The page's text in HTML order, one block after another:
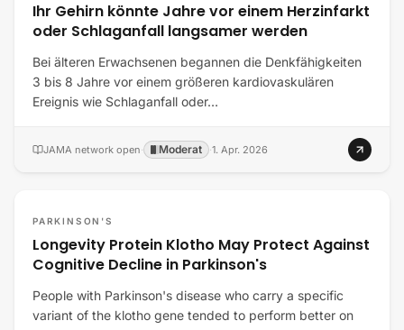
Ihr Gehirn könnte Jahre vor einem Herzinfarkt
oder Schlaganfall langsamer werden
Bei älteren Erwachsenen begannen die Denkfähigkeiten
3 bis 8 Jahre vor einem größeren kardiovaskulären
Ereignis wie Schlaganfall oder…
JAMA network open· Moderat ·1. Apr. 2026
PARKINSON'S
Longevity Protein Klotho May Protect Against
Cognitive Decline in Parkinson's
People with Parkinson's disease who carry a specific
variant of the klotho gene tended to perform better on